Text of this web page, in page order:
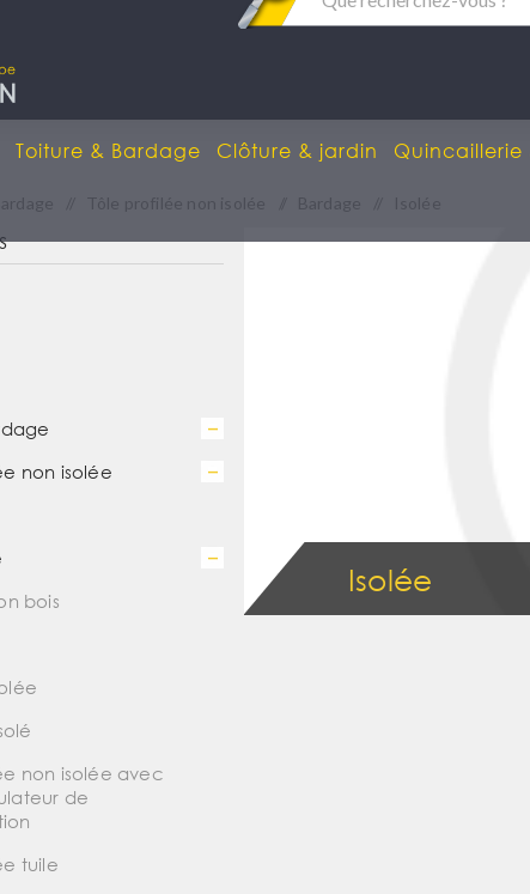
Toiture & Bardage Clôture & jardin Quincaillerie
Tôle profilée non isolée Bardage Isolée
Isolée
non isolée
bois
non isolée avec
de
tuile